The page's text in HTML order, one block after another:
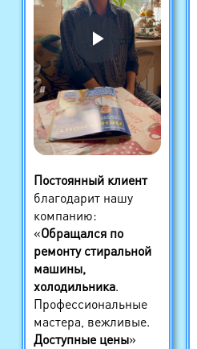
Постоянный клиент
благодарит нашу
компанию:
«Обращался по
ремонту стиральной
машины,
холодильника.
Профессиональные
мастера, вежливые.
Доступные цены»